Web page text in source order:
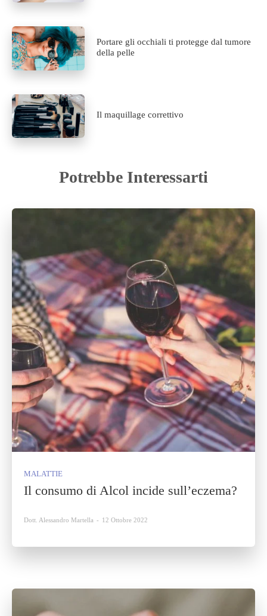
Portare gli occhiali ti protegge dal tumore
della pelle
Il maquillage correttivo
Potrebbe Interessarti
MALATTIE
Il consumo di Alcol incide sull’eczema?
Dott. Alessandro Martella - 12 Ottobre 2022